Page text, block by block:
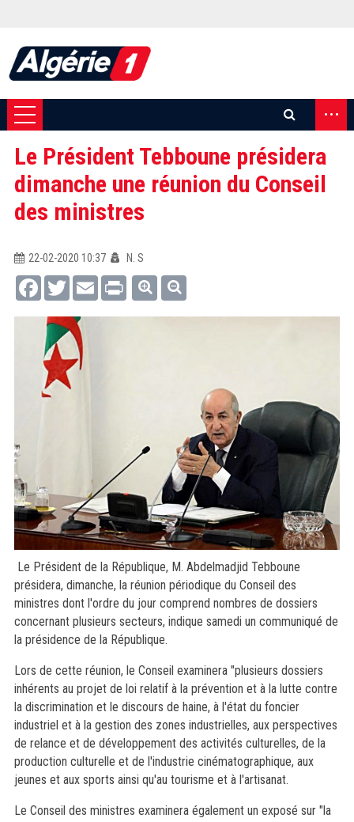
...
Le Président Tebboune présidera
dimanche une réunion du Conseil
des ministres
22-02-2020 10:37
N. S
FacebookTwitterEmail Print
Le Président de la République, M. Abdelmadjid Tebboune
présidera, dimanche, la réunion périodique du Conseil des
ministres dont l'ordre du jour comprend nombres de dossiers
concernant plusieurs secteurs, indique samedi un communiqué de
la présidence de la République.
Lors de cette réunion, le Conseil examinera "plusieurs dossiers
inhérents au projet de loi relatif à la prévention et à la lutte contre
la discrimination et le discours de haine, à l'état du foncier
industriel et à la gestion des zones industrielles, aux perspectives
de relance et de développement des activités culturelles, de la
production culturelle et de l'industrie cinématographique, aux
jeunes et aux sports ainsi qu'au tourisme et à l'artisanat.
Le Conseil des ministres examinera également un exposé sur "la